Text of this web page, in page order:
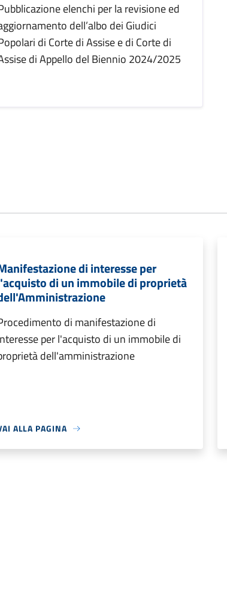
elenchi per la revisione ed
dell’albo dei Giudici
di Corte di Assise e di Corte di
di Appello del Biennio 2024/2025
di interesse per
di un immobile di proprietà
di manifestazione di
per l'acquisto di un immobile di
dell'amministrazione
ALLA PAGINA